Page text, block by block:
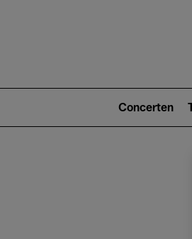
2)
Concerten